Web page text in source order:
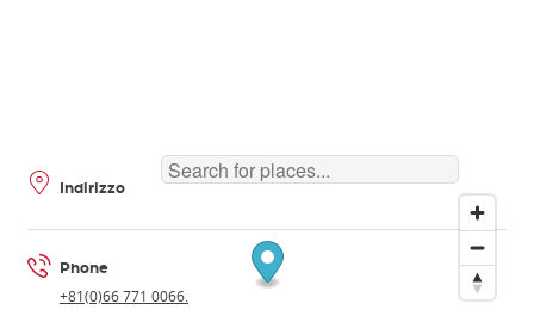
Indirizzo
Phone
+81(0)66 771 0066.